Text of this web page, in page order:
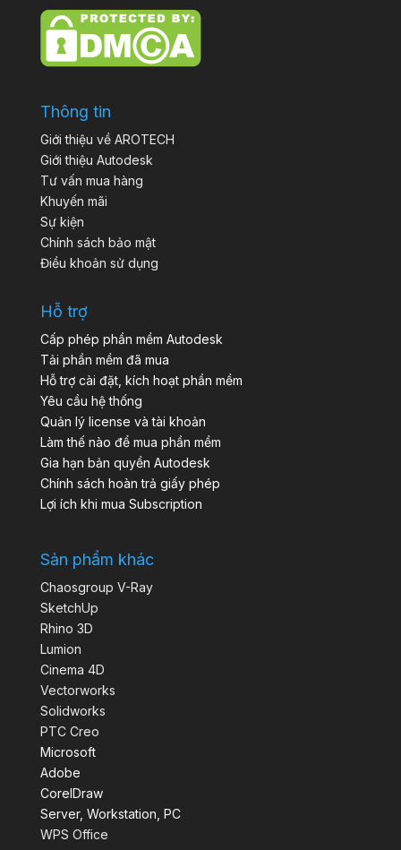
Thông tin
Giới thiệu về AROTECH
Giới thiệu Autodesk
Tư vấn mua hàng
Khuyến mãi
Sự kiện
Chính sách bảo mật
Điều khoản sử dụng
Hỗ trợ
Cấp phép phần mềm Autodesk
Tải phần mềm đã mua
Hỗ trợ cài đặt, kích hoạt phần mềm
Yêu cầu hệ thống
Quản lý license và tài khoản
Làm thế nào để mua phần mềm
Gia hạn bản quyền Autodesk
Chính sách hoàn trả giấy phép
Lợi ích khi mua Subscription
Sản phẩm khác
Chaosgroup V-Ray
SketchUp
Rhino 3D
Lumion
Cinema 4D
Vectorworks
Solidworks
PTC Creo
Microsoft
Adobe
CorelDraw
Server, Workstation, PC
WPS Office